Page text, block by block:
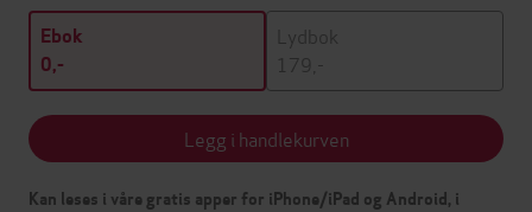
Ebok
0,-
Lydbok
179,-
Legg i handlekurven
Kan leses i våre gratis apper for iPhone/iPad og Android, i